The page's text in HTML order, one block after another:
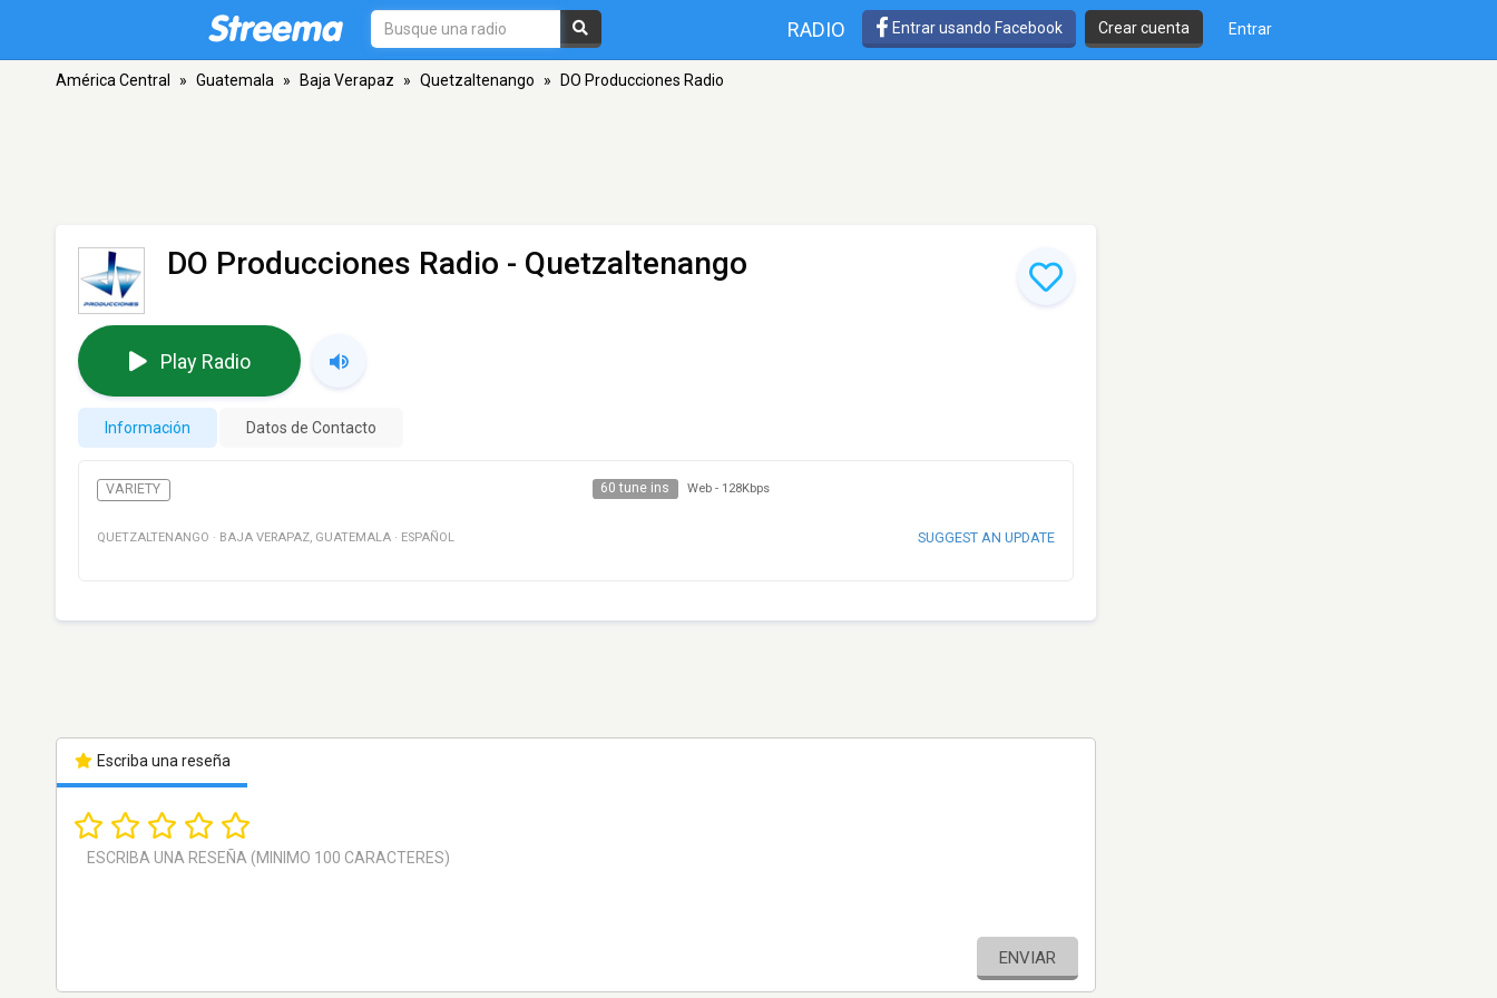
RADIO Entrar usando Facebook Crear cuenta Entrar
América Central » Guatemala » Baja Verapaz » Quetzaltenango » DO Producciones Radio
DO Producciones Radio - Quetzaltenango
Play Radio
Información Datos de Contacto
VARIETY 60 tune ins Web - 128Kbps
QUETZALTENANGO · BAJA VERAPAZ, GUATEMALA · ESPAÑOL SUGGEST AN UPDATE
Escriba una reseña
ENVIAR